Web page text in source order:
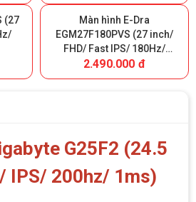
(27
Màn hình E-Dra
EGM27F180PVS (27 inch/
FHD/ Fast IPS/ 180Hz/
0.5ms)
2.490.000 đ
G25F2 (24.5
IPS/ 200hz/ 1ms)